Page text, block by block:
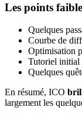
Les points
Quelques
Courbe de
Optimisation
Tutoriel initial
Quelques
En résumé, ICO
largement les